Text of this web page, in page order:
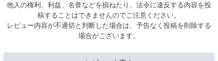
他人の権利、利益、名誉などを損ねたり、法令に違反する内容を投
稿することはできませんのでご注意ください。
レビュー内容が不適切と判断した場合は、予告なく投稿を削除する
場合がございます。